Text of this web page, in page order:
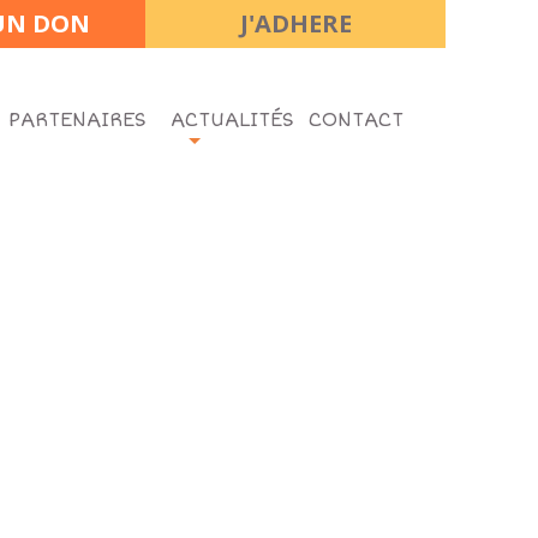
DON J'ADHERE
PARTENAIRES ACTUALITÉS CONTACT